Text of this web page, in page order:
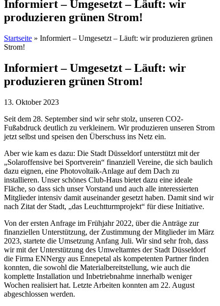
Informiert – Umgesetzt – Läuft: wir
produzieren grünen Strom!
Startseite » Informiert – Umgesetzt – Läuft: wir produzieren grünen
Strom!
Informiert – Umgesetzt – Läuft: wir
produzieren grünen Strom!
13. Oktober 2023
Seit dem 28. September sind wir sehr stolz, unseren CO2-
Fußabdruck deutlich zu verkleinern. Wir produzieren unseren Strom
jetzt selbst und speisen den Überschuss ins Netz ein.
Aber wie kam es dazu: Die Stadt Düsseldorf unterstützt mit der
„Solaroffensive bei Sportverein“ finanziell Vereine, die sich baulich
dazu eignen, eine Photovoltaik-Anlage auf dem Dach zu
installieren. Unser schönes Club-Haus bietet dazu eine ideale
Fläche, so dass sich unser Vorstand und auch alle interessierten
Mitglieder intensiv damit auseinander gesetzt haben. Damit sind wir
nach Zitat der Stadt, „das Leuchtturmprojekt“ für diese Initiative.
Von der ersten Anfrage im Frühjahr 2022, über die Anträge zur
finanziellen Unterstützung, der Zustimmung der Mitglieder im März
2023, startete die Umsetzung Anfang Juli. Wir sind sehr froh, dass
wir mit der Unterstützung des Umweltamtes der Stadt Düsseldorf
die Firma ENNergy aus Ennepetal als kompetenten Partner finden
konnten, die sowohl die Materialbereitstellung, wie auch die
komplette Installation und Inbetriebnahme innerhalb weniger
Wochen realisiert hat. Letzte Arbeiten konnten am 22. August
abgeschlossen werden.